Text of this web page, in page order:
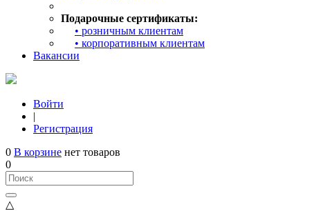
Подарочные сертификаты:
• розничным клиентам
• корпоративным клиентам
Вакансии
Войти
|
Регистрация
0 В корзине нет товаров
0
△